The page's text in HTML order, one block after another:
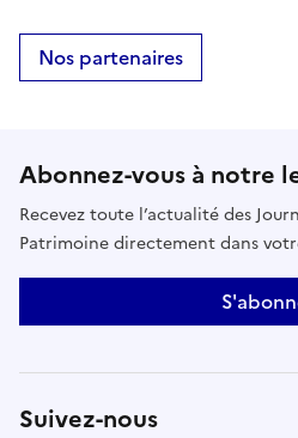
Nos partenaires
Abonnez-vous à notre
Recevez toute l’actualité des
Patrimoine directement dans
Suivez-nous